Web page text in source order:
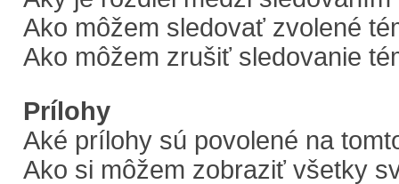
Ako môžem sledovať zvolené
Ako môžem zrušiť sledovanie
Prílohy
Aké prílohy sú povolené na
Ako si môžem zobraziť všetky